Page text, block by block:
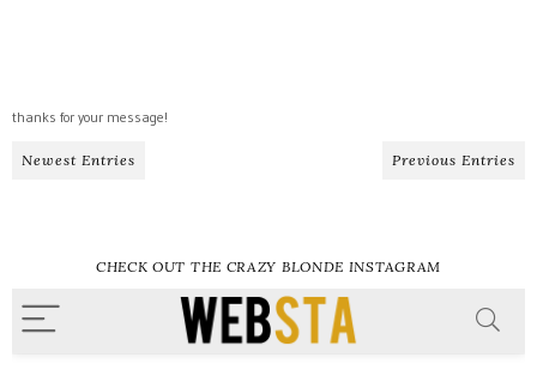
thanks for your message!
Newest Entries Previous Entries
CHECK OUT THE CRAZY BLONDE INSTAGRAM